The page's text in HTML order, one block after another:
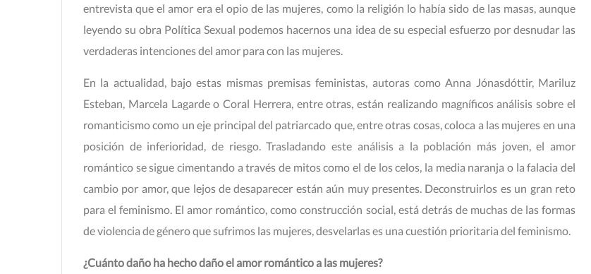
entrevista que el amor era el opio de las mujeres, como la religión lo había sido de las masas, aunque
leyendo su obra Política Sexual podemos hacernos una idea de su especial esfuerzo por desnudar las
verdaderas intenciones del amor para con las mujeres.
En la actualidad, bajo estas mismas premisas feministas, autoras como Anna Jónasdóttir, Mariluz
Esteban, Marcela Lagarde o Coral Herrera, entre otras, están realizando magníficos análisis sobre el
romanticismo como un eje principal del patriarcado que, entre otras cosas, coloca a las mujeres en una
posición de inferioridad, de riesgo. Trasladando este análisis a la población más joven, el amor
romántico se sigue cimentando a través de mitos como el de los celos, la media naranja o la falacia del
cambio por amor, que lejos de desaparecer están aún muy presentes. Deconstruirlos es un gran reto
para el feminismo. El amor romántico, como construcción social, está detrás de muchas de las formas
de violencia de género que sufrimos las mujeres, desvelarlas es una cuestión prioritaria del feminismo.
¿Cuánto daño ha hecho daño el amor romántico a las mujeres?